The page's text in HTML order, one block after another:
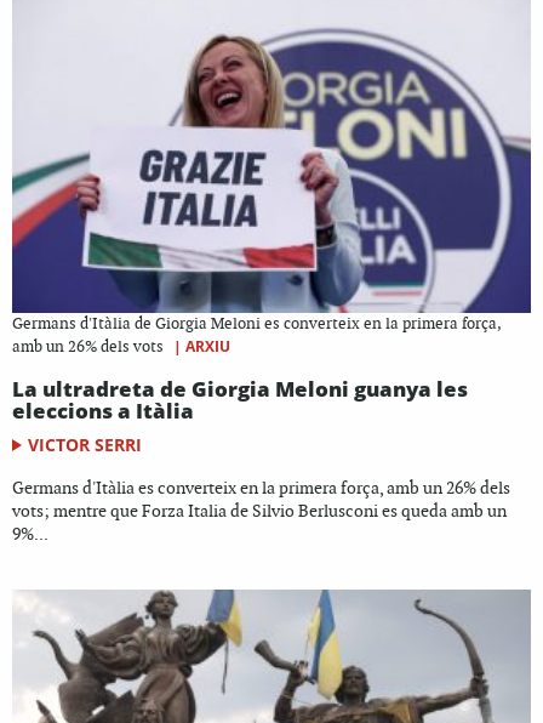
Germans d'Itàlia de Giorgia Meloni es converteix en la primera força,
amb un 26% dels vots
| ARXIU
La ultradreta de Giorgia Meloni guanya les
eleccions a Itàlia
VICTOR SERRI
Germans d'Itàlia es converteix en la primera força, amb un 26% dels
vots; mentre que Forza Italia de Silvio Berlusconi es queda amb un
9%...